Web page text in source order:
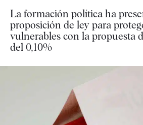
La formación política ha
proposición de ley para
vulnerables con la propuesta
del 0,10%